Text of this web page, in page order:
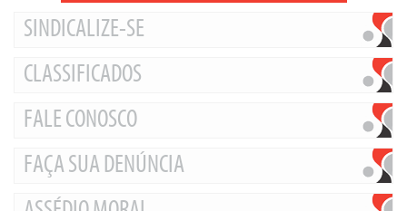
SINDICALIZE-SE
CLASSIFICADOS
FALE CONOSCO
FAÇA SUA DENÚNCIA